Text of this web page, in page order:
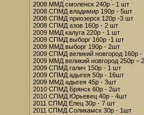
2008 ММД смоленск 240р - 1 шт
2008 СПМД владимир 190р - 5шт
2008 СПМД приозерск 120р -3 шт
2008 СПМД азов 160р - 2 шт
2009 ММД калуга 220р - 1 шт
2009 СПМД выборг 160р -1 шт
2009 ММД выборг 190р - 2шт
2009 СПМД великий новгород 160р
2009 ММД великий новгород 250р –
2009 СПМД галич 150р - 1 шт
2009 СПМД адыгея 50р - 16шт
2009 ММД адыгея 45р - 3шт
2010 СПМД Брянск 60р - 2шт
2010 СПМД Юрьевец 40р - 4шт
2011 СПМД Елец 30р - 7 шт
2011 СПМД Cоликамск 30р - 1шт